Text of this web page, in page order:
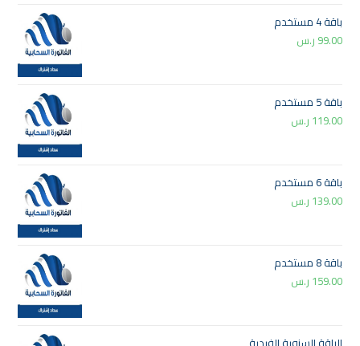
باقة 4 مستخدم
99.00 ر.س
باقة 5 مستخدم
119.00 ر.س
باقة 6 مستخدم
139.00 ر.س
باقة 8 مستخدم
159.00 ر.س